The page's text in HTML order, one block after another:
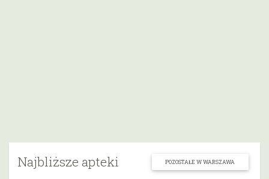
Najbliższe apteki POZOSTAŁE W WARSZAWA